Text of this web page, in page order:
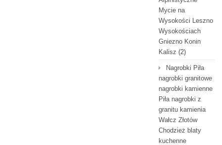
Mycie na
Wysokości Leszno
Wysokościach
Gniezno Konin
Kalisz (2)
Nagrobki Piła
nagrobki granitowe
nagrobki kamienne
Piła nagrobki z
granitu kamienia
Wałcz Złotów
Chodzież blaty
kuchenne